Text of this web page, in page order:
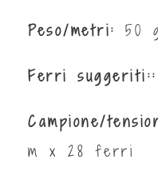
Peso/metri: 50
Ferri suggeriti::
Campione/
m x 28 ferri